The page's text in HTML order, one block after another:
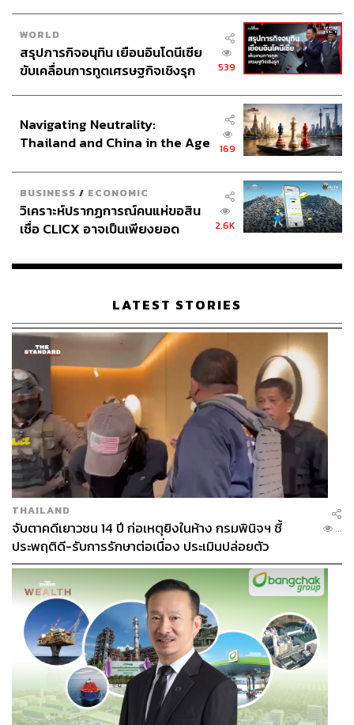
WORLD
สรุปภารกิจอนุทิน เยือนอินโดนีเซีย
ขับเคลื่อนการทูตเศรษฐกิจเชิงรุก
539
Navigating Neutrality:
Thailand and China in the Age
169
BUSINESS / ECONOMIC
วิเคราะห์ปรากฏการณ์คนแห่ขอสิน
เชื่อ CLICX อาจเป็นเพียงยอด
เรือนไทยที่ถูกซุกไว้
2.6K
LATEST STORIES
THAILAND
จับตาคดีเยาวชน 14 ปี ก่อเหตุยิงในห้าง กรมพินิจฯ ชี้
ประพฤติดี-รับการรักษาต่อเนื่อง ประเมินปล่อยตัว
...